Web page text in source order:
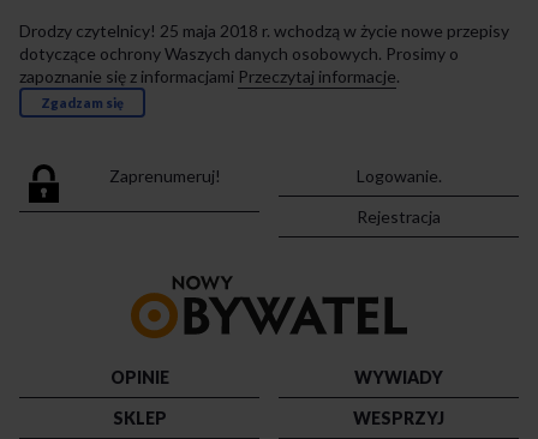
Drodzy czytelnicy! 25 maja 2018 r. wchodzą w życie nowe przepisy
dotyczące ochrony Waszych danych osobowych. Prosimy o
zapoznanie się z informacjami Przeczytaj informacje.
Zgadzam się
Zaprenumeruj!
Logowanie.
Rejestracja
strony
OPINIE
WYWIADY
SKLEP
WESPRZYJ